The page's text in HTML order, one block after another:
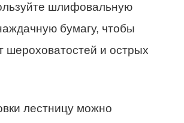
шлифовальную
бумагу, чтобы
шероховатостей и острых
лестницу можно